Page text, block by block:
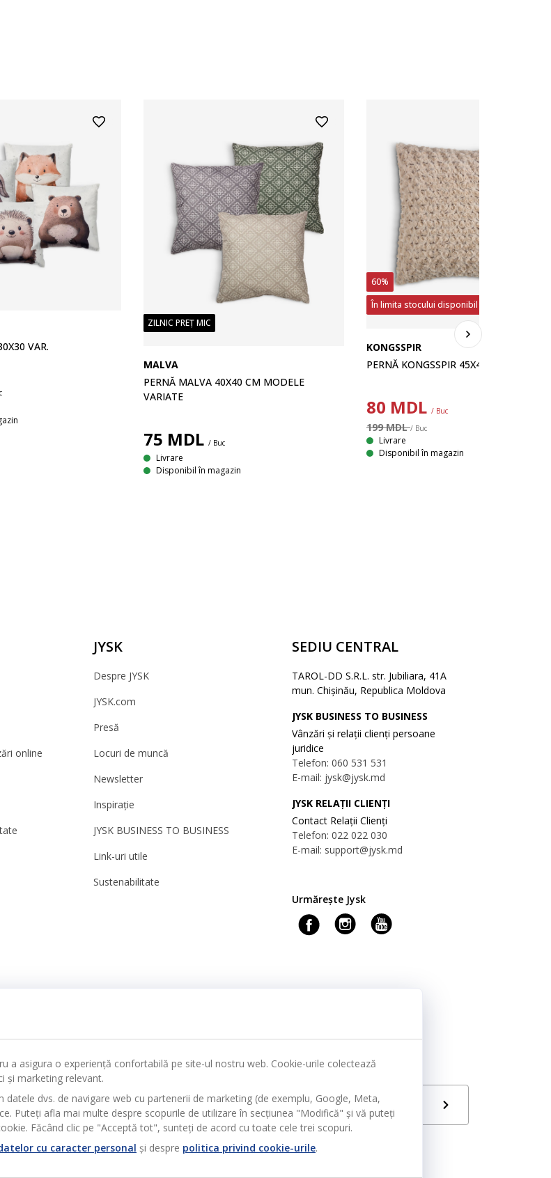
VAR.
ZILNIC PREȚ MIC
MALVA
PERNĂ MALVA 40X40 CM MODELE
VARIATE
75 MDL / Buc
Livrare
Disponibil în magazin
60%
În limita stocului disponibil
KONGSSPIR
PERNĂ KONGSSPIR 45X45 BEJ
80 MDL / Buc
199 MDL/ Buc
Livrare
Disponibil în magazin
online
JYSK
Despre JYSK
JYSK.com
Presă
Locuri de muncă
Newsletter
Inspirație
JYSK BUSINESS TO BUSINESS
Link-uri utile
Sustenabilitate
SEDIU CENTRAL
TAROL-DD S.R.L. str. Jubiliara, 41A
mun. Chișinău, Republica Moldova
JYSK BUSINESS TO BUSINESS
Vânzări și relații clienți persoane
juridice
Telefon: 060 531 531
E-mail: jysk@jysk.md
JYSK RELAȚII CLIENȚI
Contact Relații Clienți
Telefon: 022 022 030
E-mail: support@jysk.md
Urmărește Jysk
Limbă
RO
a asigura o experiență confortabilă pe site-ul nostru web. Cookie-urile colectează
și marketing relevant.
dvs. de navigare web cu partenerii de marketing (de exemplu, Google, Meta,
Puteți afla mai multe despre scopurile de utilizare în secțiunea "Modifică" și vă puteți
Făcând clic pe "Acceptă tot", sunteți de acord cu toate cele trei scopuri.
cu caracter personal și despre politica privind cookie-urile.